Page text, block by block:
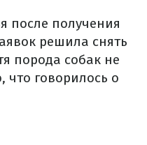
после получения
решила снять
порода собак не
что говорилось о